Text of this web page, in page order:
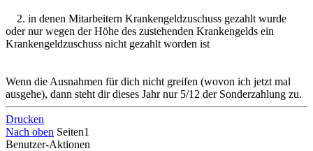
2. in denen Mitarbeitern Krankengeldzuschuss gezahlt wurde
oder nur wegen der Höhe des zustehenden Krankengelds ein
Krankengeldzuschuss nicht gezahlt worden ist
Wenn die Ausnahmen für dich nicht greifen (wovon ich jetzt mal
ausgehe), dann steht dir dieses Jahr nur 5/12 der Sonderzahlung zu.
Drucken
Nach oben Seiten1
Benutzer-Aktionen